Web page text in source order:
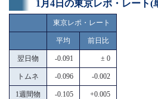
1月4日の東京レポ・レート(
東京レポ・レート
平均 前日比
翌日物 -0.091 ± 0
トムネ -0.096 -0.002
1週間物 -0.105 +0.005